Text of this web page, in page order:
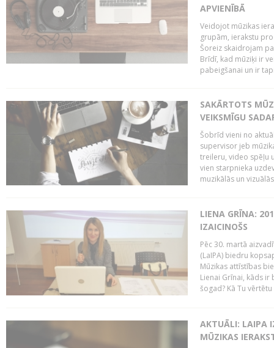
APVIENĪBĀ
Veidojot mūzikas
grupām, ierakstu
Šoreiz skaidrojam
Brīdī, kad mūziķi ir
pabeigšanai un ir
SAKĀRTOTS
VEIKSMĪGU
Šobrīd vieni no
supervisor jeb
treileru, video spēļu
vien starpnieka
muzikālās un
LIENA GRĪNA:
IZAICINOŠS
Pēc 30. martā
(LaIPA) biedru
Mūzikas attīstības
Lienai Grīnai, kāds ir
šogad? Kā Tu
AKTUĀLI: LAIPA
MŪZIKAS